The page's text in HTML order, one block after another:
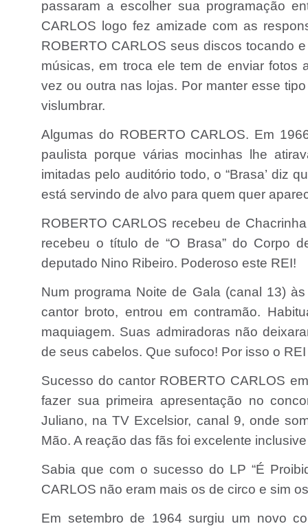
passaram a escolher sua programação
CARLOS logo fez amizade com as
ROBERTO CARLOS seus discos tocando
músicas, em troca ele tem de enviar fotos
vez ou outra nas lojas. Por manter esse
vislumbrar.
Algumas do ROBERTO CARLOS. Em
paulista porque várias mocinhas lhe
imitadas pelo auditório todo, o “Brasa’ diz
está servindo de alvo para quem quer
ROBERTO CARLOS recebeu de
recebeu o título de “O Brasa” do Corpo
deputado Nino Ribeiro. Poderoso este REI!
Num programa Noite de Gala (canal 13)
cantor broto, entrou em contramão.
maquiagem. Suas admiradoras não
de seus cabelos. Que sufoco! Por isso o
Sucesso do cantor ROBERTO CARLOS
fazer sua primeira apresentação no
Juliano, na TV Excelsior, canal 9, onde
Mão. A reação das fãs foi excelente
Sabia que com o sucesso do LP “É
CARLOS não eram mais os de circo e sim
Em setembro de 1964 surgiu um novo